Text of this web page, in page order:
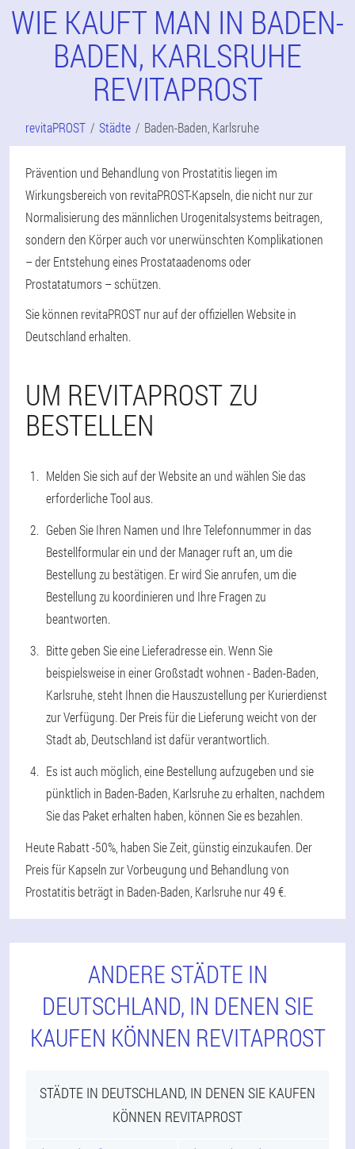
WIE KAUFT MAN IN BADEN-
BADEN, KARLSRUHE
REVITAPROST
revitaPROST Städte Baden-Baden, Karlsruhe
Prävention und Behandlung von Prostatitis liegen im
Wirkungsbereich von revitaPROST-Kapseln, die nicht nur zur
Normalisierung des männlichen Urogenitalsystems beitragen,
sondern den Körper auch vor unerwünschten Komplikationen
– der Entstehung eines Prostataadenoms oder
Prostatatumors – schützen.
Sie können revitaPROST nur auf der offiziellen Website in
Deutschland erhalten.
UM REVITAPROST ZU
BESTELLEN
Melden Sie sich auf der Website an und wählen Sie das
erforderliche Tool aus.
Geben Sie Ihren Namen und Ihre Telefonnummer in das
Bestellformular ein und der Manager ruft an, um die
Bestellung zu bestätigen. Er wird Sie anrufen, um die
Bestellung zu koordinieren und Ihre Fragen zu
beantworten.
Bitte geben Sie eine Lieferadresse ein. Wenn Sie
beispielsweise in einer Großstadt wohnen - Baden-Baden,
Karlsruhe, steht Ihnen die Hauszustellung per Kurierdienst
zur Verfügung. Der Preis für die Lieferung weicht von der
Stadt ab, Deutschland ist dafür verantwortlich.
Es ist auch möglich, eine Bestellung aufzugeben und sie
pünktlich in Baden-Baden, Karlsruhe zu erhalten, nachdem
Sie das Paket erhalten haben, können Sie es bezahlen.
Heute Rabatt -50%, haben Sie Zeit, günstig einzukaufen. Der
Preis für Kapseln zur Vorbeugung und Behandlung von
Prostatitis beträgt in Baden-Baden, Karlsruhe nur 49 €.
ANDERE STÄDTE IN
DEUTSCHLAND, IN DENEN SIE
KAUFEN KÖNNEN REVITAPROST
STÄDTE IN DEUTSCHLAND, IN DENEN SIE KAUFEN
KÖNNEN REVITAPROST